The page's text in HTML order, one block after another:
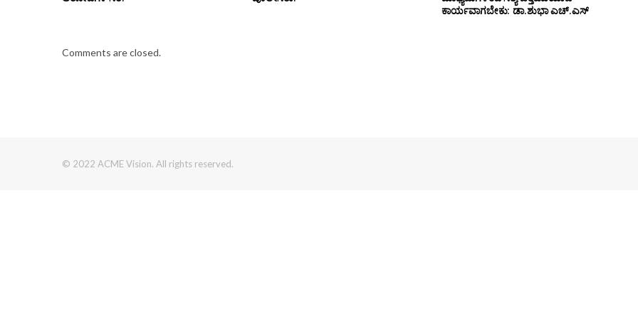
ಕಾರ್ಯವಾಗಬೇಕು: ಡಾ.ಶುಭಾ ಎಚ್‌.ಎಸ್‌
Comments are closed.
© 2022 ACME Vision. All rights reserved.